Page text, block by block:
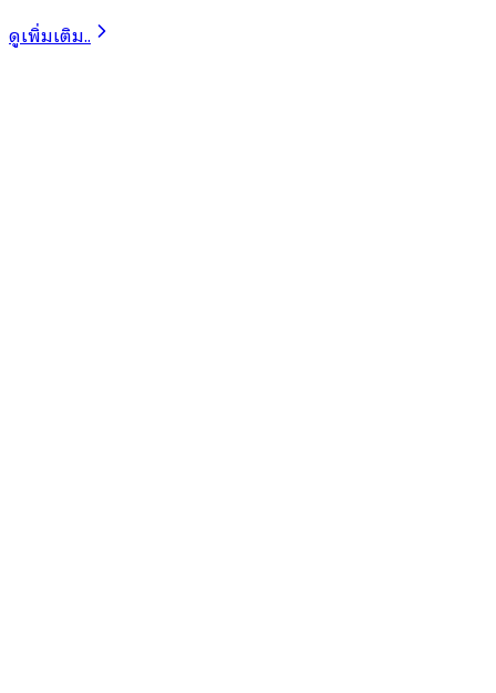
ดูเพิ่มเติม..